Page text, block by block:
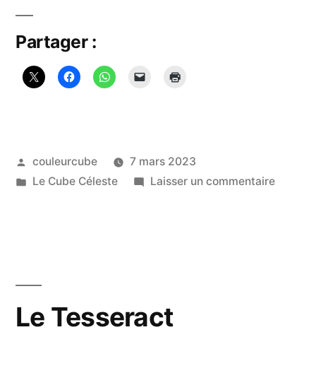
Partager :
Publié
par
couleurcube
7 mars 2023
Publié
Le Cube Céleste Laisser un commentairesur
Le Tesseract